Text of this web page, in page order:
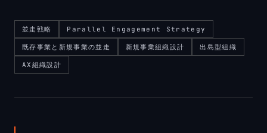
並走戦略 Parallel Engagement Strategy
既存事業と新規事業の並走 新規事業組織設計 出島型組織
AX組織設計